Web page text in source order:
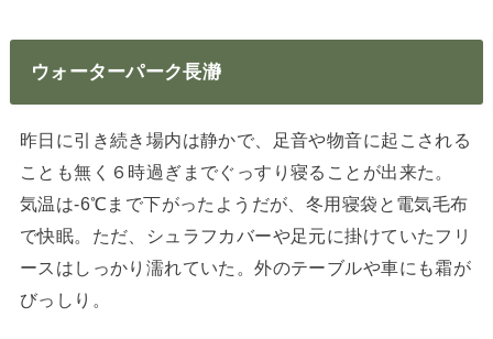
ウォーターパーク長瀞
昨日に引き続き場内は静かで、足音や物音に起こされる
ことも無く６時過ぎまでぐっすり寝ることが出来た。
気温は-6℃まで下がったようだが、冬用寝袋と電気毛布
で快眠。ただ、シュラフカバーや足元に掛けていたフリ
ースはしっかり濡れていた。外のテーブルや車にも霜が
びっしり。